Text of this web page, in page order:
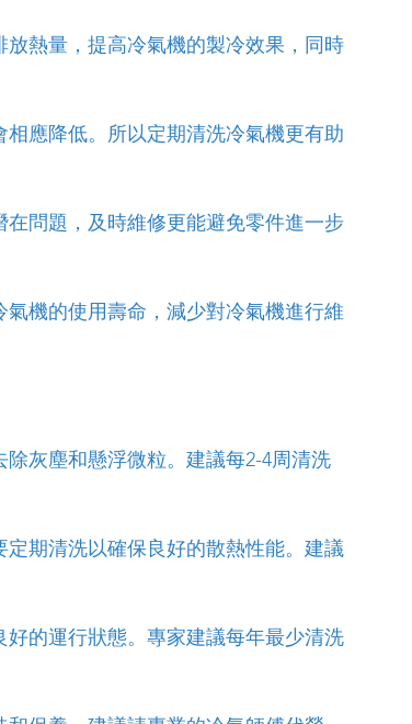
熱量，提高冷氣機的製冷效果，同時
應降低。所以定期清洗冷氣機更有助
問題，及時維修更能避免零件進一步
機的使用壽命，減少對冷氣機進行維
灰塵和懸浮微粒。建議每2-4周清洗
期清洗以確保良好的散熱性能。建議
的運行狀態。專家建議每年最少清洗